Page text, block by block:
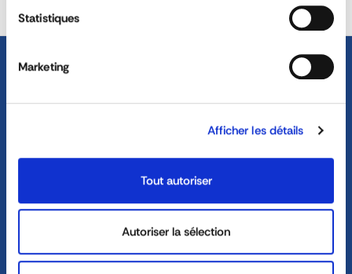
Statistiques
Marketing
Afficher les détails
Tout autoriser
Autoriser la sélection
Monday - Thursday : 8h30 - 12h30 / 13h30 - 18h
Friday : 8h30 - 12h30 / 13h30 - 17h
8, rue Jacques de Vaucanson - 69 780 Mions